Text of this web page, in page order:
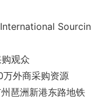
nal Sourcin
观众
外商采购资源
琶洲新港东路地铁